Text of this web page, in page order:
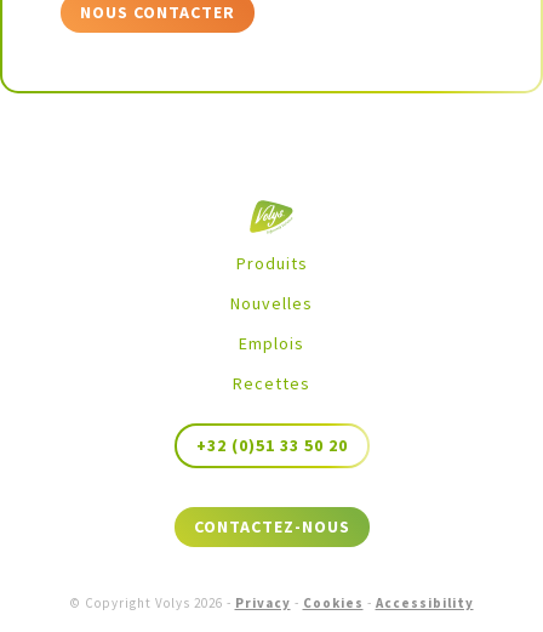
NOUS CONTACTER
Produits
Nouvelles
Emplois
Recettes
+32 (0)51 33 50 20
CONTACTEZ-NOUS
© Copyright Volys 2026 - Privacy - Cookies - Accessibility